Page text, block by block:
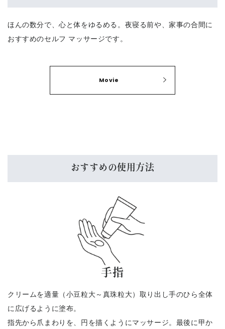
ほんの数分で、心と体をゆるめる。夜寝る前や、家事の合間に
おすすめのセルフ マッサージです。
Movie
おすすめの使用方法
手指
クリームを適量（小豆粒大～真珠粒大）取り出し手のひら全体
に広げるように塗布。
指先から爪まわりを、円を描くようにマッサージ。最後に甲か